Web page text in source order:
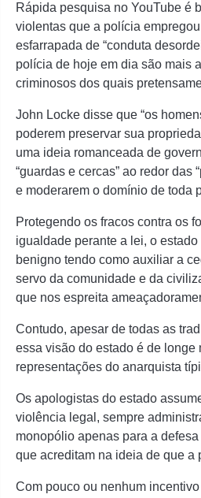
Rápida pesquisa no YouTube é
violentas que a polícia
esfarrapada de “conduta
polícia de hoje em dia são mais
criminosos dos quais
John Locke disse que “os
poderem preservar sua
uma ideia romanceada de
“guardas e cercas” ao redor
e moderarem o domínio de toda
Protegendo os fracos contra os
igualdade perante a lei, o
benigno tendo como auxiliar a
servo da comunidade e da
que nos espreita
Contudo, apesar de todas as
essa visão do estado é de
representações do anarquista
Os apologistas do estado
violência legal, sempre
monopólio apenas para a
que acreditam na ideia de que a
Com pouco ou nenhum